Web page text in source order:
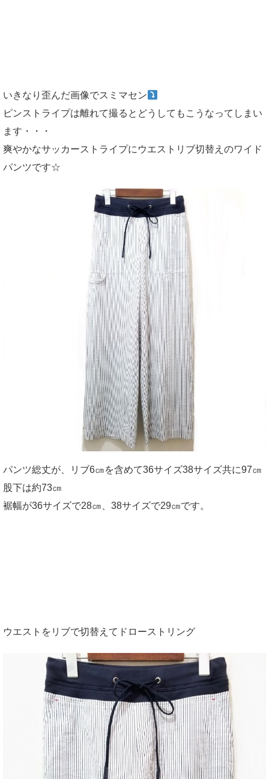
いきなり歪んだ画像でスミマセン
ピンストライプは離れて撮るとどうしてもこうなってしまい
ます・・・
爽やかなサッカーストライプにウエストリブ切替えのワイド
パンツです☆
パンツ総丈が、リブ6㎝を含めて36サイズ38サイズ共に97㎝
股下は約73㎝
裾幅が36サイズで28㎝、38サイズで29㎝です。
ウエストをリブで切替えてドローストリング